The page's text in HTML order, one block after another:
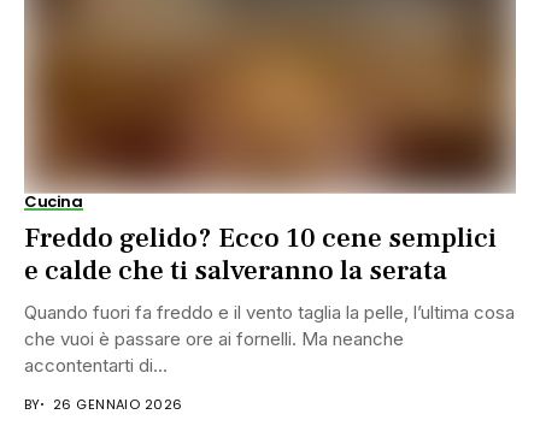
Cucina
Freddo gelido? Ecco 10 cene semplici
e calde che ti salveranno la serata
Quando fuori fa freddo e il vento taglia la pelle, l’ultima cosa
che vuoi è passare ore ai fornelli. Ma neanche
accontentarti di...
BY 26 GENNAIO 2026